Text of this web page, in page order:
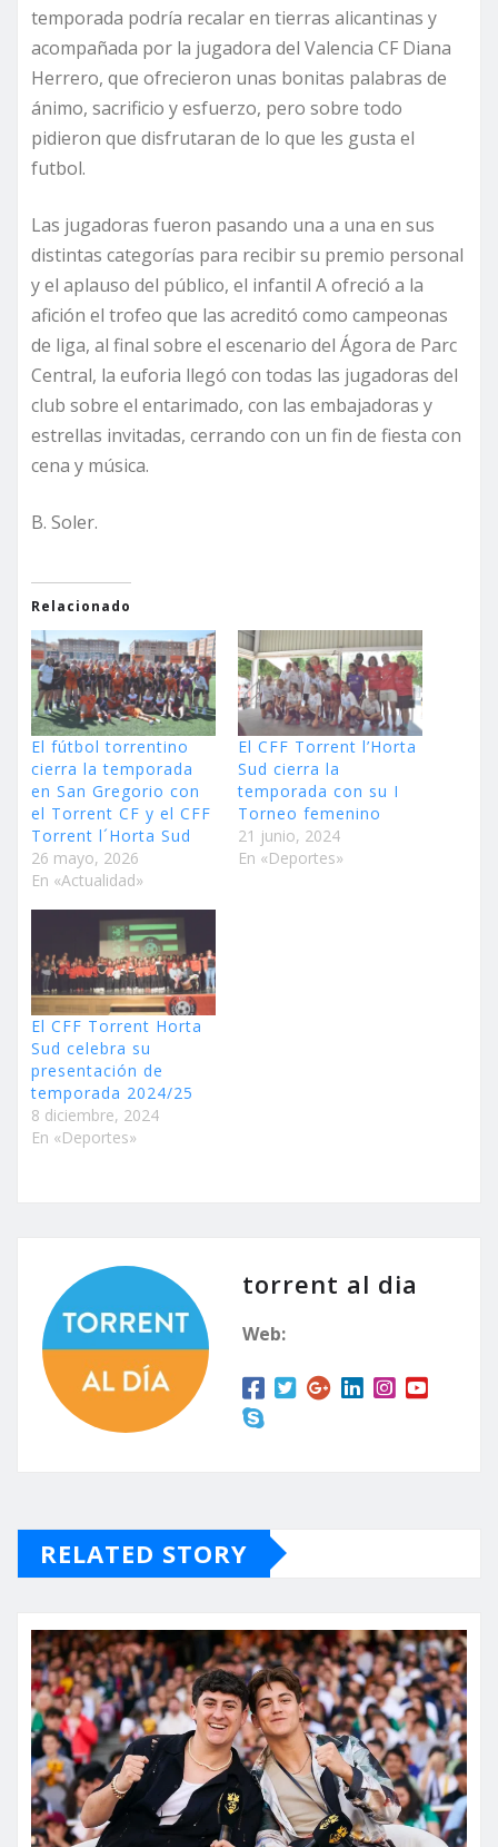
temporada podría recalar en tierras alicantinas y
acompañada por la jugadora del Valencia CF Diana
Herrero, que ofrecieron unas bonitas palabras de
ánimo, sacrificio y esfuerzo, pero sobre todo
pidieron que disfrutaran de lo que les gusta el
futbol.
Las jugadoras fueron pasando una a una en sus
distintas categorías para recibir su premio personal
y el aplauso del público, el infantil A ofreció a la
afición el trofeo que las acreditó como campeonas
de liga, al final sobre el escenario del Ágora de Parc
Central, la euforia llegó con todas las jugadoras del
club sobre el entarimado, con las embajadoras y
estrellas invitadas, cerrando con un fin de fiesta con
cena y música.
B. Soler.
Relacionado
El fútbol torrentino
cierra la temporada
en San Gregorio con
el Torrent CF y el CFF
Torrent l´Horta Sud
26 mayo, 2026
En «Actualidad»
El CFF Torrent l’Horta
Sud cierra la
temporada con su I
Torneo femenino
21 junio, 2024
En «Deportes»
El CFF Torrent Horta
Sud celebra su
presentación de
temporada 2024/25
8 diciembre, 2024
En «Deportes»
torrent al dia
Web:
RELATED STORY